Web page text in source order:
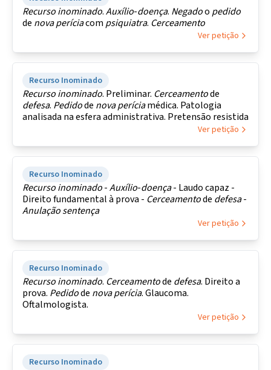
Recursoinominado.Auxílio-doença. Negadoo pedido
de novaperíciacom psiquiatra. Cerceamento
Ver petição
Recurso Inominado
Recursoinominado. Preliminar. Cerceamentode
defesa. Pedidode novaperíciamédica. Patologia
analisada na esfera administrativa. Pretensão resistida
Ver petição
Recurso Inominado
Recursoinominado-Auxílio-doença- Laudo capaz -
Direito fundamental à prova - Cerceamentode defesa-
Anulaçãosentença
Ver petição
Recurso Inominado
Recursoinominado. Cerceamentode defesa. Direito a
prova. Pedidode novaperícia. Glaucoma.
Oftalmologista.
Ver petição
Recurso Inominado